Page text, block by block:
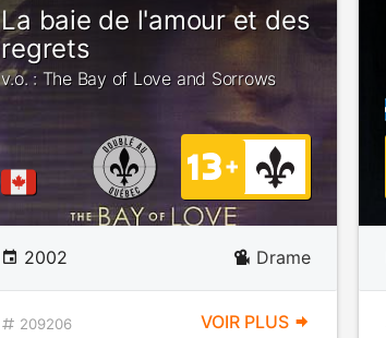
La baie de l'amour et des
regrets
v.o. : The Bay of Love and Sorrows
2002 Drame
209206 VOIR PLUS